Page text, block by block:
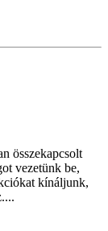
összekapcsolt
vezetünk be,
kínáljunk,